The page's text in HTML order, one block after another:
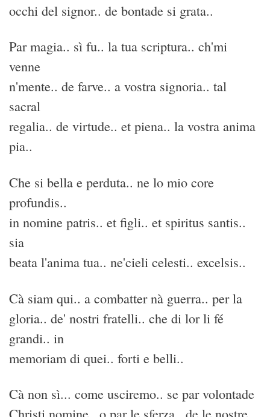
occhi del signor.. de bontade si grata..
Par magia.. sì fu.. la tua scriptura.. ch'mi
venne
n'mente.. de farve.. a vostra signoria.. tal
sacral
regalia.. de virtude.. et piena.. la vostra anima
pia..
Che si bella e perduta.. ne lo mio core
profundis..
in nomine patris.. et figli.. et spiritus santis..
sia
beata l'anima tua.. ne'cieli celesti.. excelsis..
Cà siam qui.. a combatter nà guerra.. per la
gloria.. de' nostri fratelli.. che di lor li fé
grandi.. in
memoriam di quei.. forti e belli..
Cà non sì... come usciremo.. se par volontade